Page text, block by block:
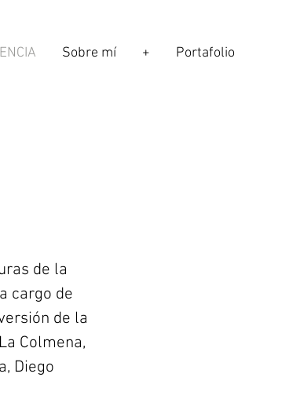
Sobre mí + Portafolio
de la
cargo de
de la
Colmena,
Diego